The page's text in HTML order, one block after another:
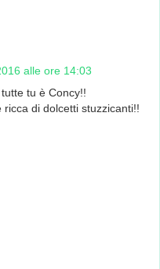
alle ore 14:03
tu è Concy!!
di dolcetti stuzzicanti!!